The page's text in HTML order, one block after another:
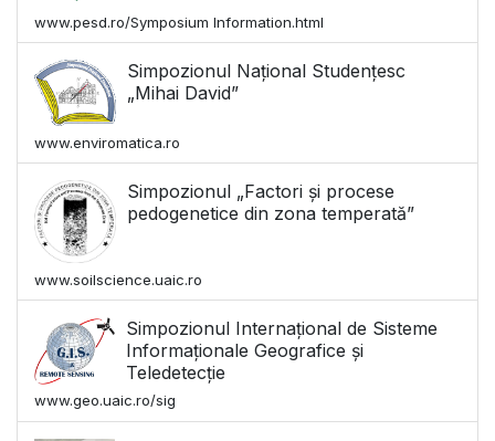
www.pesd.ro/Symposium Information.html
Simpozionul Național Studențesc
„Mihai David”
www.enviromatica.ro
Simpozionul „Factori și procese
pedogenetice din zona temperată”
www.soilscience.uaic.ro
Simpozionul Internațional de Sisteme
Informaționale Geografice și
Teledetecție
www.geo.uaic.ro/sig